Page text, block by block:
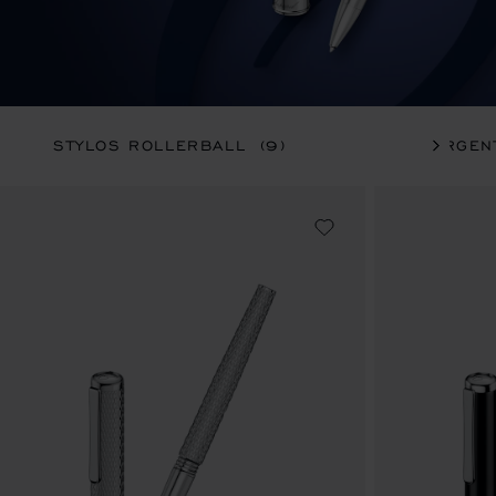
STYLOS ROLLERBALL (9)